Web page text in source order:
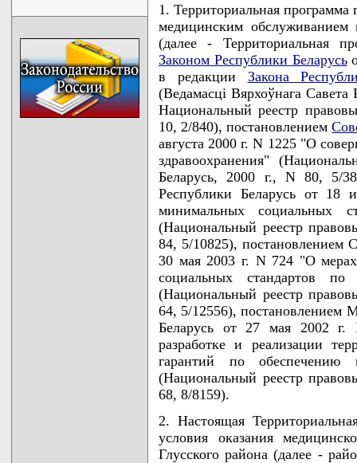
1. Территориальная программа
медицинским обслуживанием
(далее - Территориальная
Законом Республики Беларусь
в редакции Закона
(Ведамасцi Вярхоўнага Савета
Национальный реестр
10, 2/840), постановлением
августа 2000 г. N 1225 "О
здравоохранения"
Беларусь, 2000 г., N 80, 5/
Республики Беларусь от 18
минимальных социальных
(Национальный реестр
84, 5/10825), постановлением
30 мая 2003 г. N 724 "О
социальных стандартов по
(Национальный реестр
64, 5/12556), постановлением
Беларусь от 27 мая 2002
разработке и реализации
гарантий по обеспечению
(Национальный реестр
68, 8/8159).
2. Настоящая
условия оказания
Глусского района (далее -